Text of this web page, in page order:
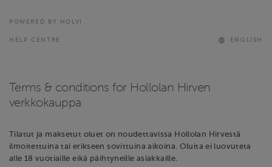
POWERED BY HOLVI
HELP CENTRE ENGLISH
Terms & conditions for Hollolan Hirven
verkkokauppa
Tilatut ja maksetut oluet on noudettavissa Hollolan Hirvestä
ilmoitettuina tai erikseen sovittuina aikoina. Oluita ei luovuteta
alle 18 vuotiaille eikä päihtyneille asiakkaille.